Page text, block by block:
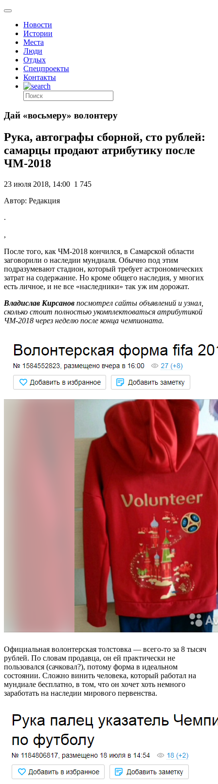
Новости
Истории
Места
Люди
Отдых
Спецпроекты
Контакты
Дай «восьмеру» волонтеру
Рука, автографы сборной, сто рублей:
самарцы продают атрибутику после
ЧМ-2018
23 июля 2018, 14:00 1 745
Автор: Редакция
.
,
После того, как ЧМ-2018 кончился, в Самарской области
заговорили о наследии мундиаля. Обычно под этим
подразумевают стадион, который требует астрономических
затрат на содержание. Но кроме общего наследия, у многих
есть личное, и не все «наследники» так уж им дорожат.
Владислав Кирсанов посмотрел сайты объявлений и узнал,
сколько стоит полностью укомплектоваться атрибутикой
ЧМ-2018 через неделю после конца чемпионата.
Официальная волонтерская толстовка — всего-то за 8 тысяч
рублей. По словам продавца, он ей практически не
пользовался (сачковал?), потому форма в идеальном
состоянии. Сложно винить человека, который работал на
мундиале бесплатно, в том, что он хочет хоть немного
заработать на наследии мирового первенства.